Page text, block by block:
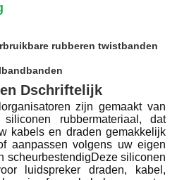
rubberen twistbanden
Dschriftelijk
zijn gemaakt van
rubbermateriaal, dat
kabels en draden gemakkelijk
aanpassen volgens uw eigen
scheurbestendigDeze siliconen
luidspreker draden, kabel,